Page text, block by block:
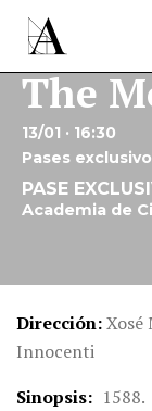
The
13/01 · 16:30
Pases
PASE
Academia de
Dirección Xosé
Innocenti
Sinopsis